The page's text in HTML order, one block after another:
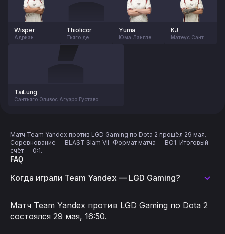
Wisper
Адриан
Thiolicor
Тьяго де
Кордейро
Yuma
Юма Лангле
KJ
Матеус Сантос
TaiLung
Сантьяго Оливос Агуэро Густаво
Матч Team Yandex против LGD Gaming по Dota 2 прошёл 29 мая.
Соревнование — BLAST Slam VII. Формат матча — BO1. Итоговый
счёт — 0:1.
FAQ
Когда играли Team Yandex — LGD Gaming?
Матч Team Yandex против LGD Gaming по Dota 2
состоялся 29 мая, 16:50.